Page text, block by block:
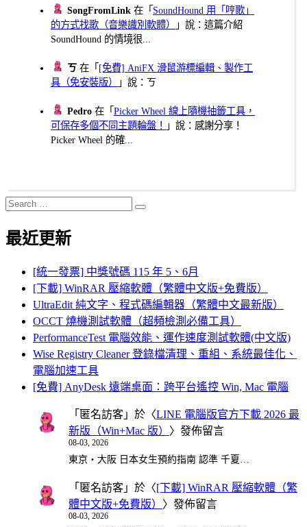
SongFromLink 在「 SoundHound 用「哼歌」
的方式找歌（音樂識別軟體）
」說：這篇介紹
SoundHound 的情境很...
ㄎ 在「 [免費] AniFX 滑鼠游標編輯、製作工
具（免安裝版）
」說：ㄎ
Pedro 在「Picker Wheel 線上隨機抽籤工具，
可保存多個不同主題輪盤！
」說：感謝分享！
Picker Wheel 的確...
Search
for:
Search
最近更新
[統一發票] 中獎號碼 115 年 5、6月
[下載] WinRAR 壓縮軟體（繁體中文版+免費版）
UltraEdit 純文字、程式碼編輯器（繁體中文最新版）
OCCT 燒機測試軟體（超頻檢測必備工具）
PerformanceTest 電腦效能、運作速度測試軟體(中文版)
Wise Registry Cleaner 登錄檔清理、重組、系統最佳化、
電腦加速工具
[免費] AnyDesk 遠端桌面：跨平台遙控 Win, Mac 電腦
「 匿名訪客 」於〈LINE 電腦版官方下載 2026 最
新版（Win+Mac 版） 〉發佈留言
08-03, 2026
東京・大阪 日本女生預約指南 認準 千夏…
「 匿名訪客 」於〈[下載] WinRAR 壓縮軟體（繁
體中文版+免費版） 〉發佈留言
08-03, 2026